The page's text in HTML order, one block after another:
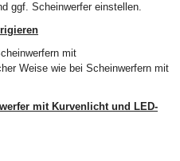
ggf. Scheinwerfer einstellen.
mit
Weise wie bei Scheinwerfern mit
mit Kurvenlicht und LED-